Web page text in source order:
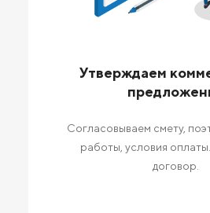
Утверждаем
Согласовываем смету,
работы, условия
договор.